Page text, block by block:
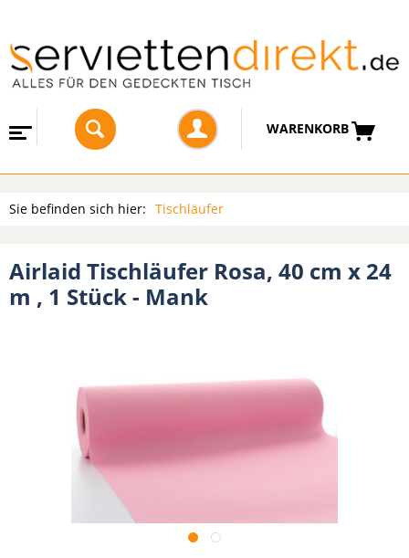
WARENKORB
Sie befinden sich hier: Tischläufer
Airlaid Tischläufer Rosa, 40 cm x 24
m , 1 Stück - Mank